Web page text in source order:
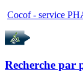
Cocof - service
Recherche par